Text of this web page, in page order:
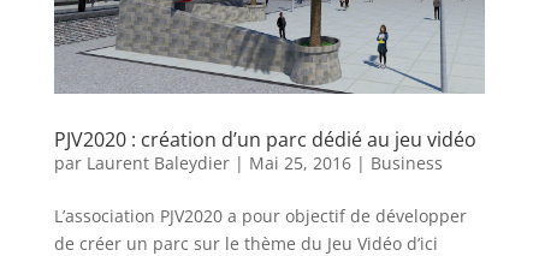
PJV2020 : création d’un parc dédié au jeu vidéo
par Laurent Baleydier| Mai 25, 2016| Business
L’association PJV2020 a pour objectif de développer
de créer un parc sur le thème du Jeu Vidéo d’ici